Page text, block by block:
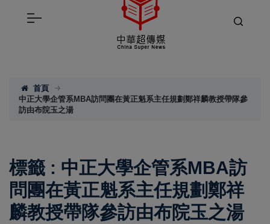
首頁
中正大學企管系MBA訪問團在黃正魁系主任規劃鄭祥麟教授帶隊參
訪由布院玉之湯
標籤 : 中正大學企管系MBA訪
問團在黃正魁系主任規劃鄭祥
麟教授帶隊參訪由布院玉之湯